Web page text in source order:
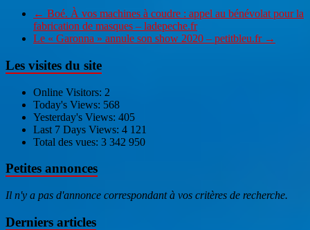
← Boé. À vos machines à coudre : appel au bénévolat pour la
fabrication de masques – ladepeche.fr
Le « Garonna » annule son show 2020 – petitbleu.fr →
Les visites du site
Online Visitors: 2
Today's Views: 568
Yesterday's Views: 405
Last 7 Days Views: 4 121
Total des vues: 3 342 950
Petites annonces
Il n'y a pas d'annonce correspondant à vos critères de recherche.
Derniers articles